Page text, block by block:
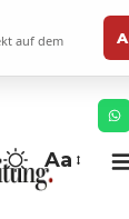
auf dem
Aa